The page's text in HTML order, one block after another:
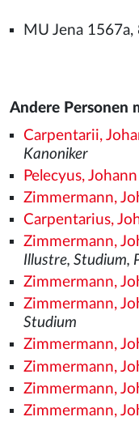
MU Jena 1567a,
Andere Personen
Carpentarii,
Kanoniker
Pelecyus, Johann
Zimmermann,
Carpentarius,
Zimmermann,
Illustre, Studium,
Zimmermann,
Zimmermann,
Studium
Zimmermann,
Zimmermann,
Zimmermann,
Zimmermann,